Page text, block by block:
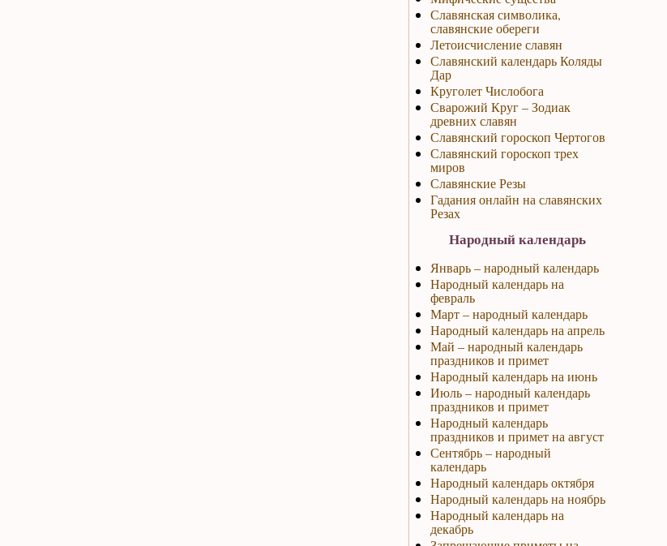
Славянская символика,
славянские обереги
Летоисчисление славян
Славянский календарь Коляды
Дар
Круголет Числобога
Сварожий Круг – Зодиак
древних славян
Славянский гороскоп Чертогов
Славянский гороскоп трех
миров
Славянские Резы
Гадания онлайн на славянских
Резах
Народный календарь
Январь – народный календарь
Народный календарь на
февраль
Март – народный календарь
Народный календарь на апрель
Май – народный календарь
праздников и примет
Народный календарь на июнь
Июль – народный календарь
праздников и примет
Народный календарь
праздников и примет на август
Сентябрь – народный
календарь
Народный календарь октября
Народный календарь на ноябрь
Народный календарь на
декабрь